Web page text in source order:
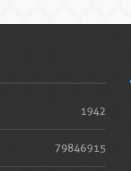
1942
79846915